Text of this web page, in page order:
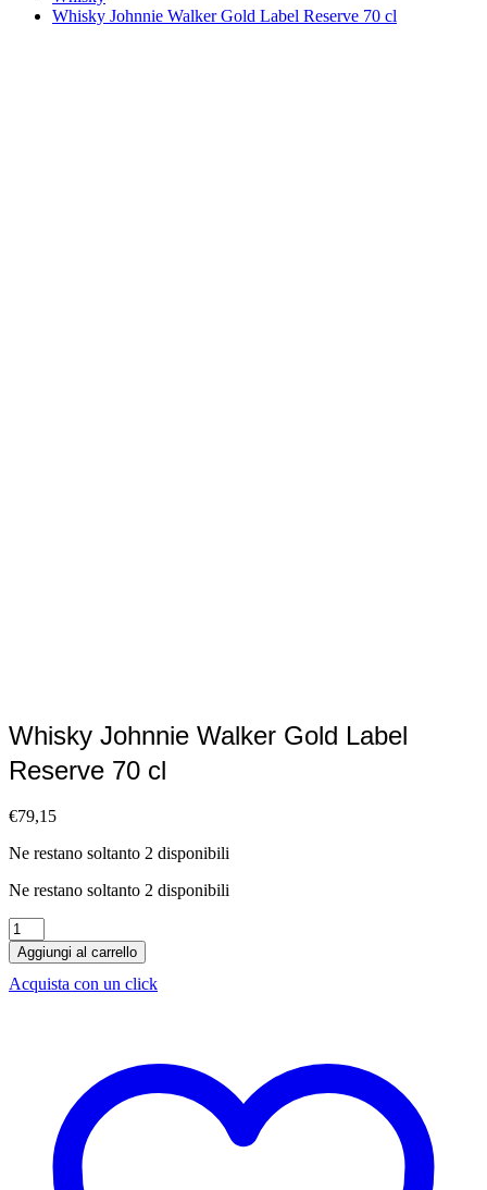
Whisky Johnnie Walker Gold Label Reserve 70 cl
Whisky Johnnie Walker Gold Label
Reserve 70 cl
€79,15
Ne restano soltanto 2 disponibili
Ne restano soltanto 2 disponibili
Whisky
Johnnie
Walker
Gold
Aggiungi al carrello
Acquista con un click